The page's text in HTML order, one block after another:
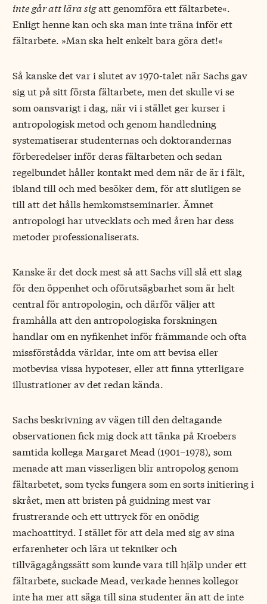
inte går att lära sigatt genomföra ett fältarbete«.
Enligt henne kan och ska man inte träna inför ett
fältarbete. »Man ska helt enkelt bara göra det!«
Så kanske det var i slutet av 1970-talet när Sachs gav
sig ut på sitt första fältarbete, men det skulle vi se
som oansvarigt i dag, när vi i stället ger kurser i
antropologisk metod och genom handledning
systematiserar studenternas och doktorandernas
förberedelser inför deras fältarbeten och sedan
regelbundet håller kontakt med dem när de är i fält,
ibland till och med besöker dem, för att slutligen se
till att det hålls hemkomstseminarier. Ämnet
antropologi har utvecklats och med åren har dess
metoder professionaliserats.
Kanske är det dock mest så att Sachs vill slå ett slag
för den öppenhet och oförutsägbarhet som är helt
central för antropologin, och därför väljer att
framhålla att den antropologiska forskningen
handlar om en nyfikenhet inför främmande och ofta
missförstådda världar, inte om att bevisa eller
motbevisa vissa hypoteser, eller att finna ytterligare
illustrationer av det redan kända.
Sachs beskrivning av vägen till den deltagande
observationen fick mig dock att tänka på Kroebers
samtida kollega Margaret Mead (1901–1978), som
menade att man visserligen blir antropolog genom
fältarbetet, som tycks fungera som en sorts initiering i
skrået, men att bristen på guidning mest var
frustrerande och ett uttryck för en onödig
machoattityd. I stället för att dela med sig av sina
erfarenheter och lära ut tekniker och
tillvägagångssätt som kunde vara till hjälp under ett
fältarbete, suckade Mead, verkade hennes kollegor
inte ha mer att säga till sina studenter än att de inte